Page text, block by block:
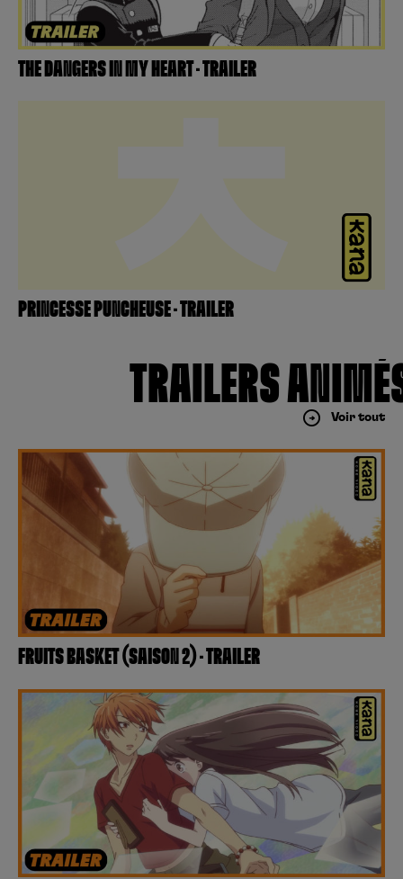
THE DANGERS IN MY HEART – TRAILER
PRINCESSE PUNCHEUSE – TRAILER
TRAILERS
Voir tout
FRUITS BASKET (SAISON 2) – TRAILER